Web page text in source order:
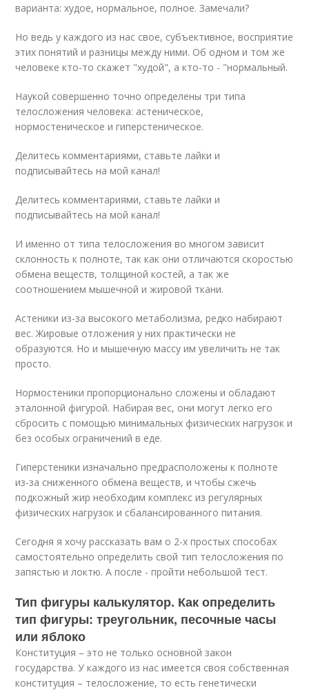
варианта: худое, нормальное, полное. Замечали?
Но ведь у каждого из нас свое, субъективное, восприятие
этих понятий и разницы между ними. Об одном и том же
человеке кто-то скажет "худой", а кто-то - "нормальный.
Наукой совершенно точно определены три типа
телосложения человека: астеническое,
нормостеническое и гиперстеническое.
Делитесь комментариями, ставьте лайки и
подписывайтесь на мой канал!
Делитесь комментариями, ставьте лайки и
подписывайтесь на мой канал!
И именно от типа телосложения во многом зависит
склонность к полноте, так как они отличаются скоростью
обмена веществ, толщиной костей, а так же
соотношением мышечной и жировой ткани.
Астеники из-за высокого метаболизма, редко набирают
вес. Жировые отложения у них практически не
образуются. Но и мышечную массу им увеличить не так
просто.
Нормостеники пропорционально сложены и обладают
эталонной фигурой. Набирая вес, они могут легко его
сбросить с помощью минимальных физических нагрузок и
без особых ограничений в еде.
Гиперстеники изначально предрасположены к полноте
из-за сниженного обмена веществ, и чтобы сжечь
подкожный жир необходим комплекс из регулярных
физических нагрузок и сбалансированного питания.
Сегодня я хочу рассказать вам о 2-х простых способах
самостоятельно определить свой тип телосложения по
запястью и локтю. А после - пройти небольшой тест.
Тип фигуры калькулятор. Как определить
тип фигуры: треугольник, песочные часы
или яблоко
Конституция – это не только основной закон
государства. У каждого из нас имеется своя собственная
конституция – телосложение, то есть генетически